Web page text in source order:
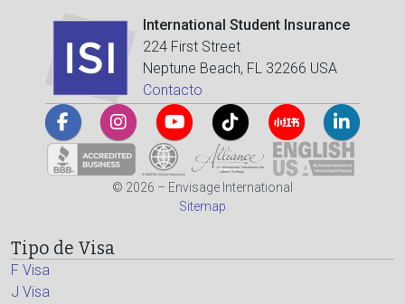
International Student Insurance
224 First Street
Neptune Beach, FL 32266 USA
Contacto
© 2026 – Envisage International
Sitemap
Tipo de Visa
F Visa
J Visa